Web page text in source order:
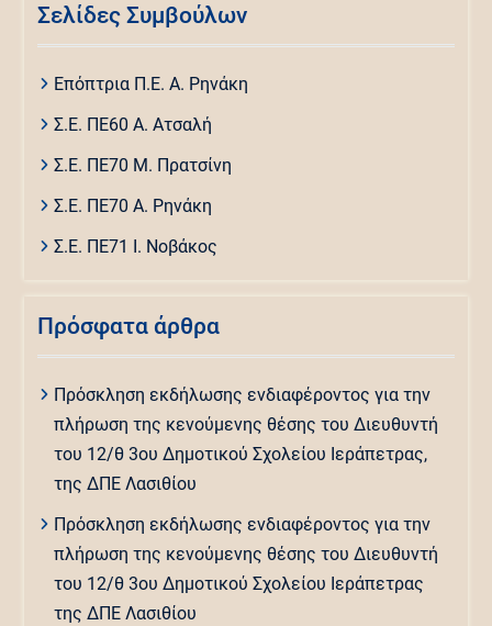
Σελίδες Συμβούλων
Επόπτρια Π.Ε. Α. Ρηνάκη
Σ.Ε. ΠΕ60 Α. Ατσαλή
Σ.Ε. ΠΕ70 Μ. Πρατσίνη
Σ.Ε. ΠΕ70 Α. Ρηνάκη
Σ.Ε. ΠΕ71 Ι. Νοβάκος
Πρόσφατα άρθρα
Πρόσκληση εκδήλωσης ενδιαφέροντος για την
πλήρωση της κενούμενης θέσης του Διευθυντή
του 12/θ 3ου Δημοτικού Σχολείου Ιεράπετρας,
της ΔΠΕ Λασιθίου
Πρόσκληση εκδήλωσης ενδιαφέροντος για την
πλήρωση της κενούμενης θέσης του Διευθυντή
του 12/θ 3ου Δημοτικού Σχολείου Ιεράπετρας
της ΔΠΕ Λασιθίου